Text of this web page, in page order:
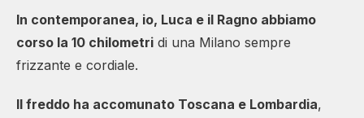
In contemporanea, io, Luca e il Ragno abbiamo
corso la 10 chilometri di una Milano sempre
frizzante e cordiale.
Il freddo ha accomunato Toscana e Lombardia,